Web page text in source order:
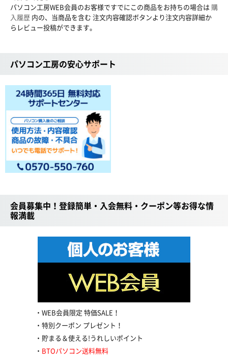
パソコン工房WEB会員のお客様ですでにこの商品をお持ちの場合は 購
入履歴 内の、当商品を含む 注文内容確認ボタンより注文内容詳細か
らレビュー投稿ができます。
パソコン工房の安心サポート
会員募集中！登録簡単・入会無料・クーポン等お得な情
報満載
WEB会員限定 特価SALE！
特別クーポン プレゼント！
貯まる＆使える!うれしいポイント
BTOパソコン送料無料